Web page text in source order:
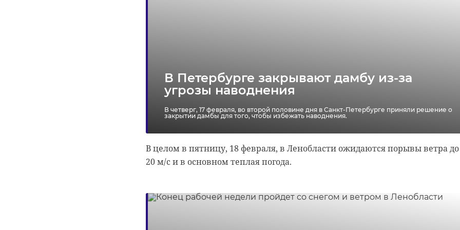
В Петербурге закрывают дамбу из-за
угрозы наводнения
В четверг, 17 февраля, во второй половине дня в Санкт-Петербурге приняли решение о
закрытии дамбы для того, чтобы избежать наводнения.
В целом в пятницу, 18 февраля, в Ленобласти ожидаются порывы ветра до
20 м/с и в основном теплая погода.